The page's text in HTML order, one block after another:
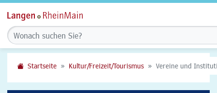
Startseite Kultur/Freizeit/Tourismus Vereine und